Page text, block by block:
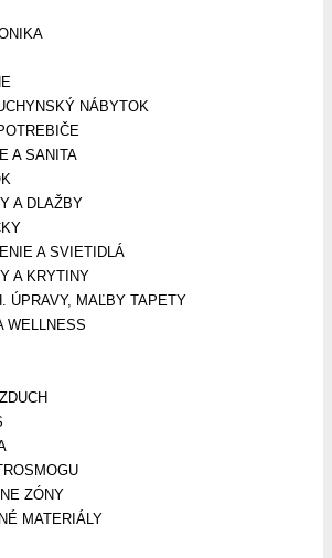
NÁBYTOK
A SANITA
A DLAŽBY
A SVIETIDLÁ
A KRYTINY
ÚPRAVY, MAĽBY TAPETY
WELLNESS
ZÓNY
MATERIÁLY